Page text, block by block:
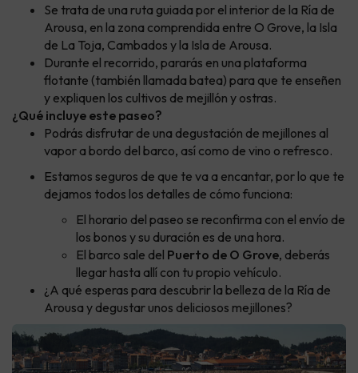
Se trata de una ruta guiada por el interior de la Ría de
Arousa, en la zona comprendida entre O Grove, la Isla
de La Toja, Cambados y la Isla de Arousa.
Durante el recorrido, pararás en una plataforma
flotante (también llamada batea) para que te enseñen
y expliquen los cultivos de mejillón y ostras.
¿Qué incluye este paseo?
Podrás disfrutar de una degustación de mejillones al
vapor a bordo del barco, así como de vino o refresco.
Estamos seguros de que te va a encantar, por lo que te
dejamos todos los detalles de cómo funciona:
El horario del paseo se reconfirma con el envío de
los bonos y su duración es de una hora.
El barco sale del Puerto de O Grove, deberás
llegar hasta allí con tu propio vehículo.
¿A qué esperas para descubrir la belleza de la Ría de
Arousa y degustar unos deliciosos mejillones?